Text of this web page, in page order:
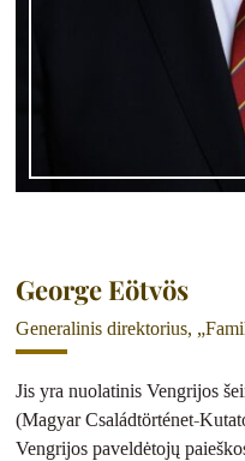
George Eötvös
Generalinis direktorius,
Jis yra nuolatinis Vengrijos
(Magyar Családtörténet-
Vengrijos paveldėtojų